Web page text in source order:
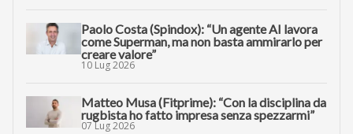
Paolo Costa (Spindox): “Un agente AI lavora
come Superman, ma non basta ammirarlo per
creare valore”
10 Lug 2026
Matteo Musa (Fitprime): “Con la disciplina da
rugbista ho fatto impresa senza spezzarmi”
07 Lug 2026